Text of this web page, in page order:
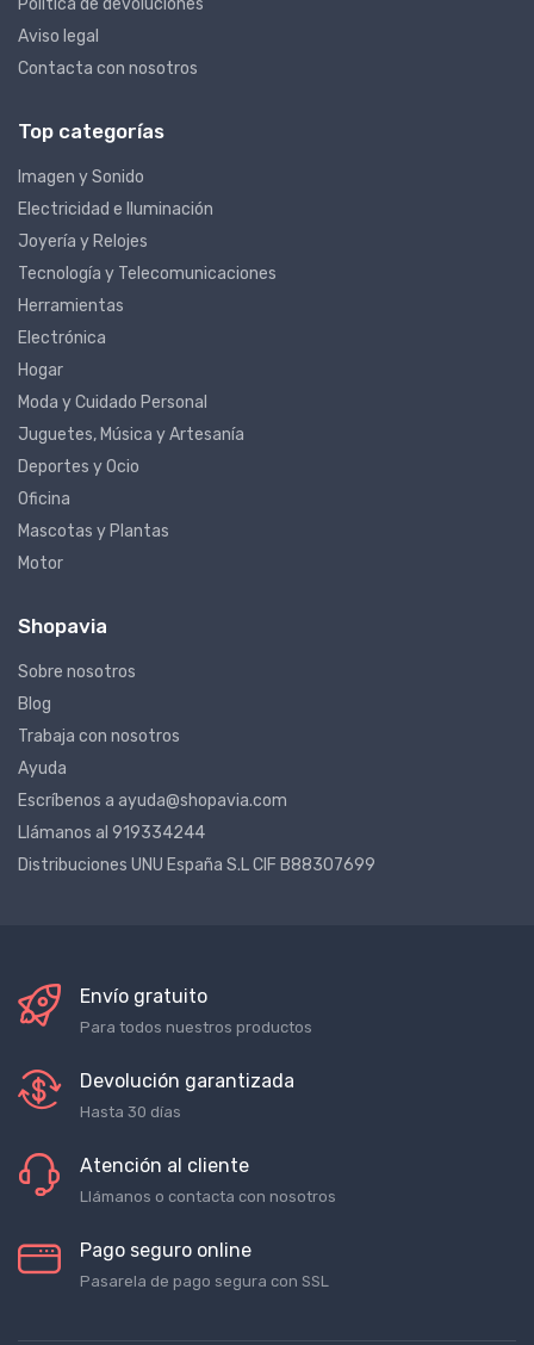
Política de devoluciones
Aviso legal
Contacta con nosotros
Top categorías
Imagen y Sonido
Electricidad e Iluminación
Joyería y Relojes
Tecnología y Telecomunicaciones
Herramientas
Electrónica
Hogar
Moda y Cuidado Personal
Juguetes, Música y Artesanía
Deportes y Ocio
Oficina
Mascotas y Plantas
Motor
Shopavia
Sobre nosotros
Blog
Trabaja con nosotros
Ayuda
Escríbenos a ayuda@shopavia.com
Llámanos al 919334244
Distribuciones UNU España S.L CIF B88307699
Envío gratuito
Para todos nuestros productos
Devolución garantizada
Hasta 30 días
Atención al cliente
Llámanos o contacta con nosotros
Pago seguro online
Pasarela de pago segura con SSL